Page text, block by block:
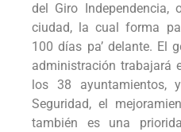
del Giro Independencia,
ciudad, la cual forma
100 días pa’ delante. El
administración trabajará
los 38
Seguridad, el
también es una